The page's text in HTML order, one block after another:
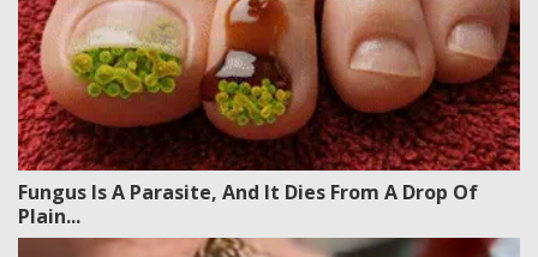
Fungus Is A Parasite, And It Dies From A Drop Of
Plain...